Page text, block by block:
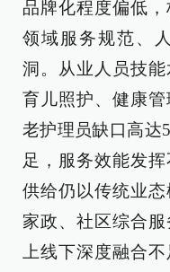
品牌化程度偏低
领域服务规范、
洞。从业人员技能
育儿照护、健康
老护理员缺口高达
足，服务效能发
供给仍以传统业
家政、社区综合
上线下深度融合